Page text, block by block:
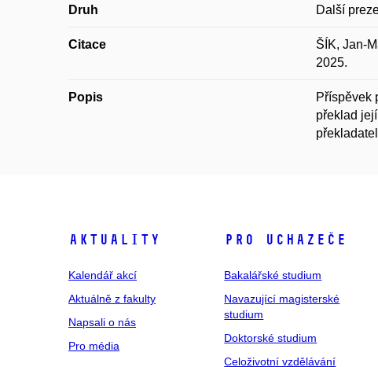
Druh Další
Citace
ŠÍK, Jan-
2025.
Popis
Příspěvek
překlad
Aktuality
Kalendář akcí
Aktuálně z fakulty
Napsali o nás
Pro média
Pro uchazeče
Bakalářské studium
Navazující magisterské
studium
Doktorské studium
Celoživotní vzdělávání